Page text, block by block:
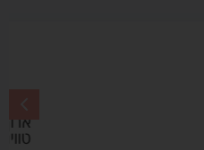
ארוך 135 ס”מ אפור –